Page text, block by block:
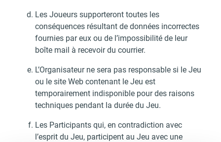
Les Joueurs supporteront toutes les
conséquences résultant de données incorrectes
fournies par eux ou de l’impossibilité de leur
boîte mail à recevoir du courrier.
L’Organisateur ne sera pas responsable si le Jeu
ou le site Web contenant le Jeu est
temporairement indisponible pour des raisons
techniques pendant la durée du Jeu.
Les Participants qui, en contradiction avec
l’esprit du Jeu, participent au Jeu avec une